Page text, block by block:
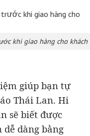
khi giao hàng cho khách
giúp bạn tự
Thái Lan. Hi
sẽ biết được
dàng bằng